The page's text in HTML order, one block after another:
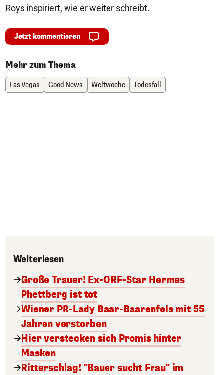
Roys inspiriert, wie er weiter schreibt.
Jetzt kommentieren
Mehr zum Thema
Las Vegas Good News Weltwoche Todesfall
Weiterlesen
Große Trauer! Ex-ORF-Star Hermes
Phettberg ist tot
Wiener PR-Lady Baar-Baarenfels mit 55
Jahren verstorben
Hier verstecken sich Promis hinter
Masken
Ritterschlag! "Bauer sucht Frau" im